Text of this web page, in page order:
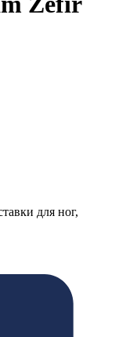
для ног,